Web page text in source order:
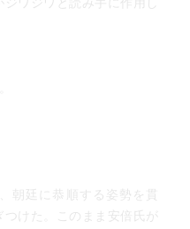
廷に恭順する姿勢を貫
けた。このまま安倍氏が